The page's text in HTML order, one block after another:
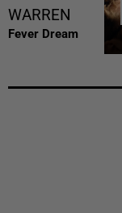
WARREN
Fever Dream